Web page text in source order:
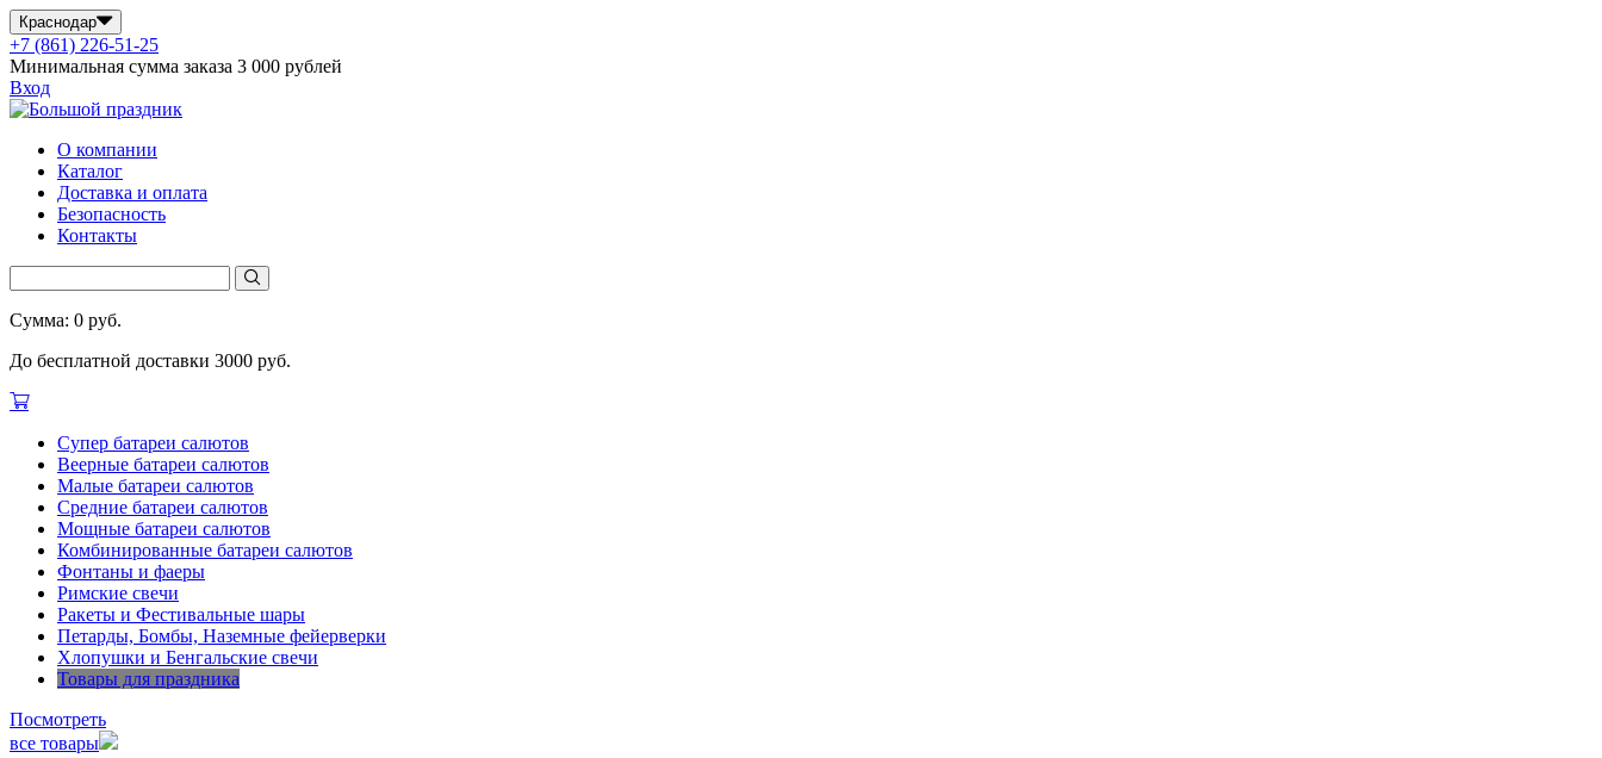
Краснодар
+7 (861) 226-51-25
Минимальная сумма заказа 3 000 рублей
Вход
О компании
Каталог
Доставка и оплата
Безопасность
Контакты
Сумма: 0 руб.
До бесплатной доставки 3000 руб.
Супер батареи салютов
Веерные батареи салютов
Малые батареи салютов
Средние батареи салютов
Мощные батареи салютов
Комбинированные батареи салютов
Фонтаны и фаеры
Римские свечи
Ракеты и Фестивальные шары
Петарды, Бомбы, Наземные фейерверки
Хлопушки и Бенгальские свечи
Товары для праздника
Посмотреть
все товары